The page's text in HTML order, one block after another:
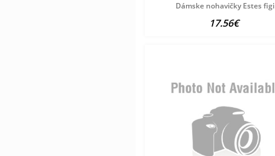
Dámske nohavičky Estes figi
17.56€